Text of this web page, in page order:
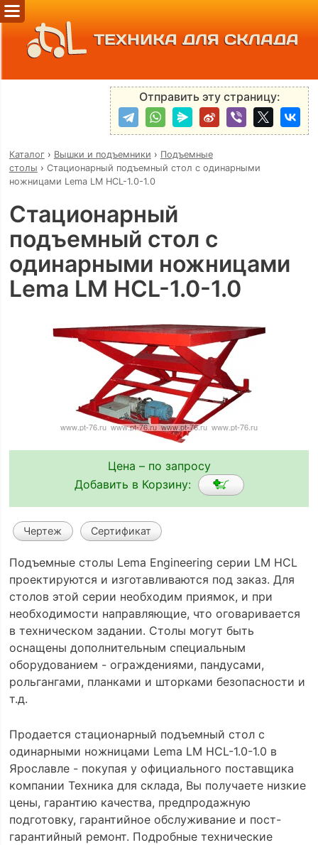
ТЕХНИКА ДЛЯ СКЛАДА
Отправить эту страницу:
Каталог› Вышки и подъемники › Подъемные
столы › Стационарный подъемный стол с одинарными
ножницами Lema LM HCL-1.0-1.0
Стационарный
подъемный стол с
одинарными ножницами
Lema LM HCL-1.0-1.0
Цена – по запросу
Добавить в Корзину:
Чертеж Сертификат
Подъемные столы Lema Engineering серии LM HCL
проектируются и изготавливаются под заказ. Для
столов этой серии необходим приямок, и при
необходимости направляющие, что оговаривается
в техническом задании. Столы могут быть
оснащены дополнительным специальным
оборудованием - ограждениями, пандусами,
рольгангами, планками и шторками безопасности и
т.д.
Продается стационарный подъемный стол с
одинарными ножницами Lema LM HCL-1.0-1.0 в
Ярославле - покупая у официального поставщика
компании Техника для склада, Вы получаете низкие
цены, гарантию качества, предпродажную
подготовку, гарантийное обслуживание и пост-
гарантийный ремонт. Подробные технические